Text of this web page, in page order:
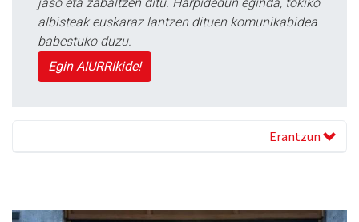
albisteak euskaraz lantzen dituen komunikabidea
babestuko duzu.
Egin AIURRIkide!
Erantzun